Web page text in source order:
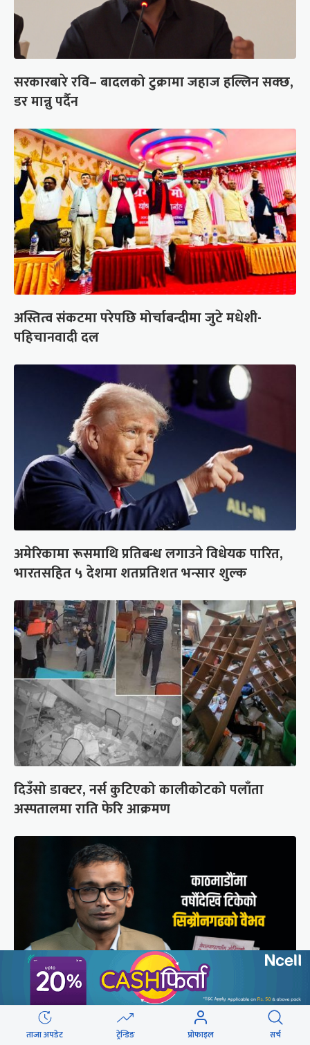
सरकारबारे रवि– बादलको टुक्रामा जहाज हल्लिन सक्छ,
डर मान्नु पर्दैन
अस्तित्व संकटमा परेपछि मोर्चाबन्दीमा जुटे मधेशी-
पहिचानवादी दल
अमेरिकामा रूसमाथि प्रतिबन्ध लगाउने विधेयक पारित,
भारतसहित ५ देशमा शतप्रतिशत भन्सार शुल्क
दिउँसो डाक्टर, नर्स कुटिएको कालीकोटको पलाँता
अस्पतालमा राति फेरि आक्रमण
मुगल आक्रमणले तहसनहस सिम्रौनगढको सभ्यता नेपाल
ताजा अपडेट ट्रेन्डिङ प्रोफाइल सर्च